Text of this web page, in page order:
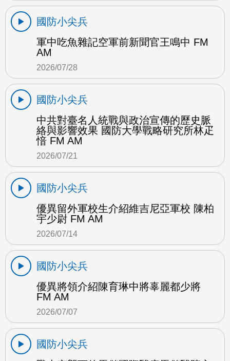
國防小尖兵
軍中吃魚雜記空軍前新聞官王鳴中 FM
AM
2026/07/28
國防小尖兵
中共對臺名人統戰與政治宣傳的歷史脈
絡與影響效果 國防大學戰略研究所林疋
愔 FM AM
2026/07/21
國防小尖兵
優異留外軍校生介紹維吉尼亞軍校 陳柏
宇少尉 FM AM
2026/07/14
國防小尖兵
優異將領介紹陳育琳中將辜麗都少將
FM AM
2026/07/07
國防小尖兵